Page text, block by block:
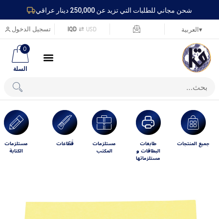
شحن مجاني للطلبات التي تزيد عن 250,000 دينار عراقي
تسجيل الدخول IQD ⇄ USD العربية▾
0
السلة
جميع المنتجات طابعات
البطاقات و
مستلزماتها
مستلزمات
المكتب
قَطّاعات مستلزمات
الكتابة